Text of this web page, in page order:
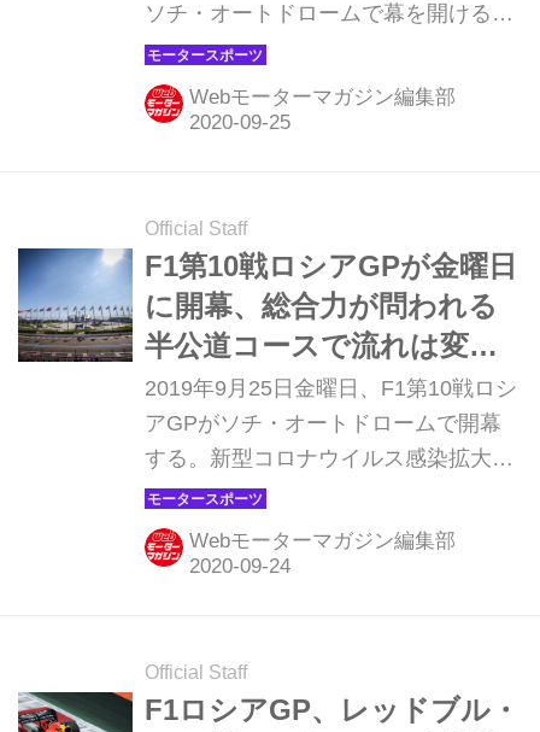
ソチ・オートドロームで幕を開ける。
このところ好調なホンダ勢ではある
が、エース格のマックス・フェルスタ
ッペン（レッドブル・ホンダ）が2戦
から中1週、ホンダ勢はロシアGPをど
う戦うのか。フリー走行を控えた直前
情報をお送りしよう。
Webモーターマガジン編集部
Official Staff
F1第10戦ロシアGPが金曜日
に開幕、総合力が問われる
半公道コースで流れは変わ
るか【モータースポーツ】
2019年9月25日金曜日、F1第10戦ロシ
アGPがソチ・オートドロームで開幕
する。新型コロナウイルス感染拡大の
影響で7月開幕となった2020年F1シー
ズンも早くも後半戦、ここからレッド
ブル・ホンダはどう盛り返すのか。後
オートドロームの名物コーナー「ター
ン3」）
Webモーターマガジン編集部
Official Staff
F1ロシアGP、レッドブル・